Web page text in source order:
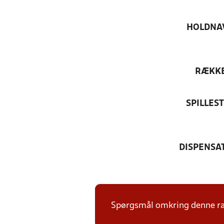
Spørgsmål omkring denne